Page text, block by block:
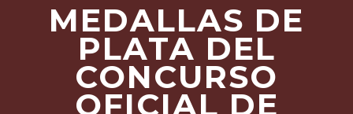
MEDALLAS DE
PLATA DEL
CONCURSO
OFICIAL DE